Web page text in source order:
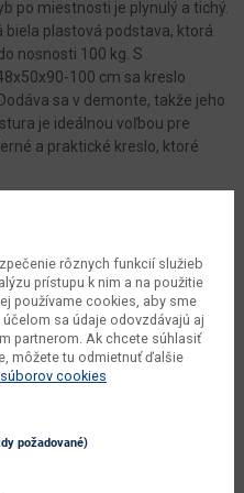
po miestnosti je plynulý a tichý.
plastová podstava, ktorá
nosnosti 100 kg. S
100 cm sa kreslo
sa v demonte, takže jeho
je ideálnou voľbou pre
a praktické kreslo, ktoré
48 cm
50 cm
100/90 cm
rôznych funkcií služieb
prístupu k nim a na použitie
používame cookies, aby sme
sa údaje odovzdávajú aj
partnerom. Ak chcete súhlasiť
môžete tu odmietnuť ďalšie
cookies
požadované)